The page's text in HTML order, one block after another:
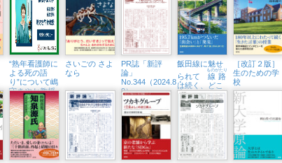
“熟年看護師に
よる死の語
り”について嶋
守さやか教授
がインタビュ
ーに
さいごの さよ
なら
PR誌「新評
論」
No.344（2024.8・
9）
飯田線に魅せ
られて 線路
ものがたり
は続く、どこ
までも
［改訂２版］
生のための学
校